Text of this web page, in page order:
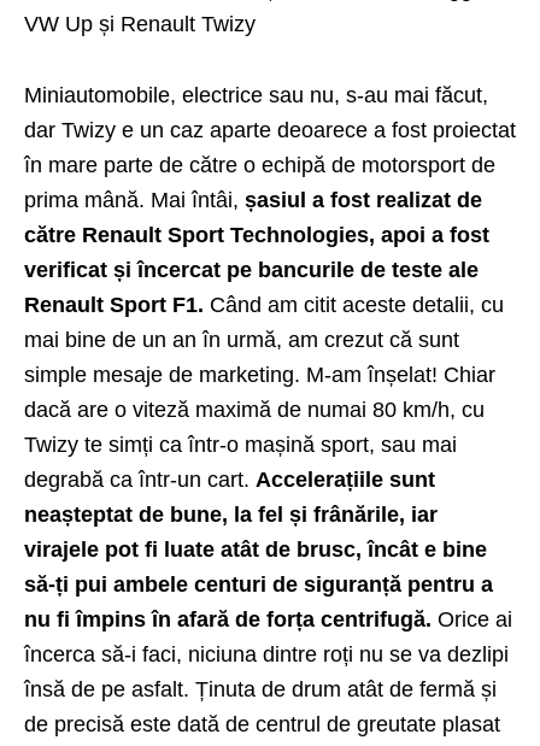
VW Up și Renault Twizy
Miniautomobile, electrice sau nu, s-au mai făcut,
dar Twizy e un caz aparte deoarece a fost proiectat
în mare parte de către o echipă de motorsport de
prima mână. Mai întâi, șasiul a fost realizat de
către Renault Sport Technologies, apoi a fost
verificat și încercat pe bancurile de teste ale
Renault Sport F1. Când am citit aceste detalii, cu
mai bine de un an în urmă, am crezut că sunt
simple mesaje de marketing. M-am înșelat! Chiar
dacă are o viteză maximă de numai 80 km/h, cu
Twizy te simți ca într-o mașină sport, sau mai
degrabă ca într-un cart. Accelerațiile sunt
neașteptat de bune, la fel și frânările, iar
virajele pot fi luate atât de brusc, încât e bine
să-ți pui ambele centuri de siguranță pentru a
nu fi împins în afară de forța centrifugă. Orice ai
încerca să-i faci, niciuna dintre roți nu se va dezlipi
însă de pe asfalt. Ținuta de drum atât de fermă și
de precisă este dată de centrul de greutate plasat